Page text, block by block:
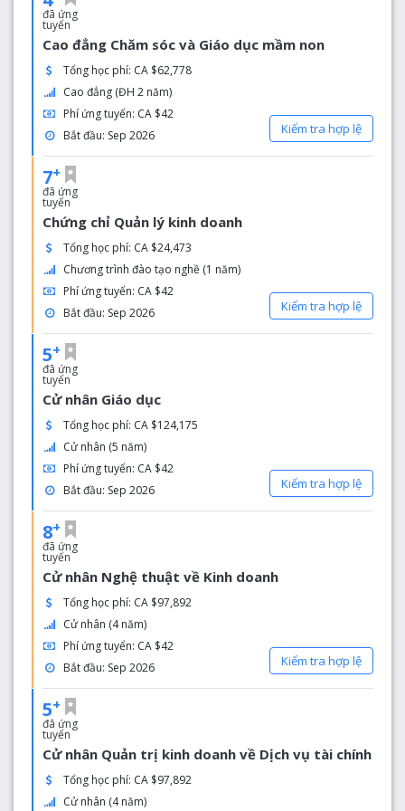
giúp bạn tiết kiệm thời gian và tiền bạc.
Quyền lợi dành cho tổ chức
Gia tăng năng suất
Khách hàng nhận sự hài lòng và dịch vụ nâng cao
Tăng cường khả năng sử dụng hoặc thích ứng với
các công nghệ thay đổi
Đào tạo và dịch vụ chất lượng theo xu hướng
đã ứng
tuyển
Cao đẳng Chăm sóc và Giáo dục mầm non
Tổng học phí: CA $62,778
Cao đẳng (ĐH 2 năm)
Phí ứng tuyển: CA $42
Bắt đầu: Sep 2026
Kiểm tra hợp lệ
7+
đã ứng
tuyển
Chứng chỉ Quản lý kinh doanh
Tổng học phí: CA $24,473
Chương trình đào tạo nghề (1 năm)
Phí ứng tuyển: CA $42
Bắt đầu: Sep 2026
Kiểm tra hợp lệ
5+
đã ứng
tuyển
Cử nhân Giáo dục
Tổng học phí: CA $124,175
Cử nhân (5 năm)
Phí ứng tuyển: CA $42
Bắt đầu: Sep 2026
Kiểm tra hợp lệ
8+
đã ứng
tuyển
Cử nhân Nghệ thuật về Kinh doanh
Tổng học phí: CA $97,892
Cử nhân (4 năm)
Phí ứng tuyển: CA $42
Bắt đầu: Sep 2026
Kiểm tra hợp lệ
5+
đã ứng
tuyển
Cử nhân Quản trị kinh doanh về Dịch vụ tài chính
Tổng học phí: CA $97,892
Cử nhân (4 năm)